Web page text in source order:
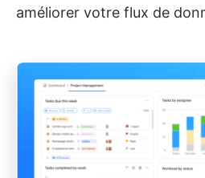
améliorer votre flux de